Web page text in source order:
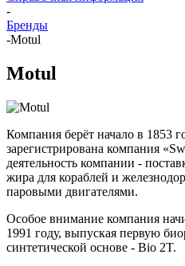
-
Бренды
-Motul
Motul
Компания берёт начало в 1853
зарегистрирована компания
деятельность компании -
жира для кораблей и
паровыми двигателями.
Особое внимание компания
1991 году, выпуская первую
синтетической основе - Bio 2T.